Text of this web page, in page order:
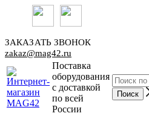
ЗАКАЗАТЬ ЗВОНОК
zakaz@mag42.ru
Поставка
оборудования
с доставкой
по всей
России